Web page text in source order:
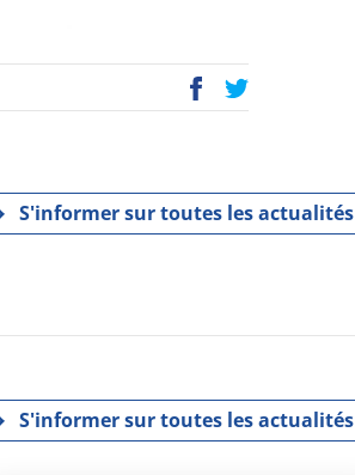
ac
k
wi
S'informer sur toutes les actualités
S'informer sur toutes les actualités